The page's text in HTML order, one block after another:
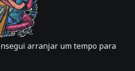
arranjar um tempo para